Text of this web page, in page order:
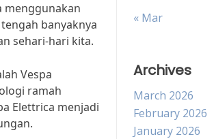
menggunakan
banyaknya
sehari-hari kita.
Vespa
ramah
Elettrica menjadi
« Mar
Archives
March 2026
February 2026
January 2026